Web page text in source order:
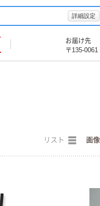
詳細設定
お届け先
〒135-0061
リスト 画像